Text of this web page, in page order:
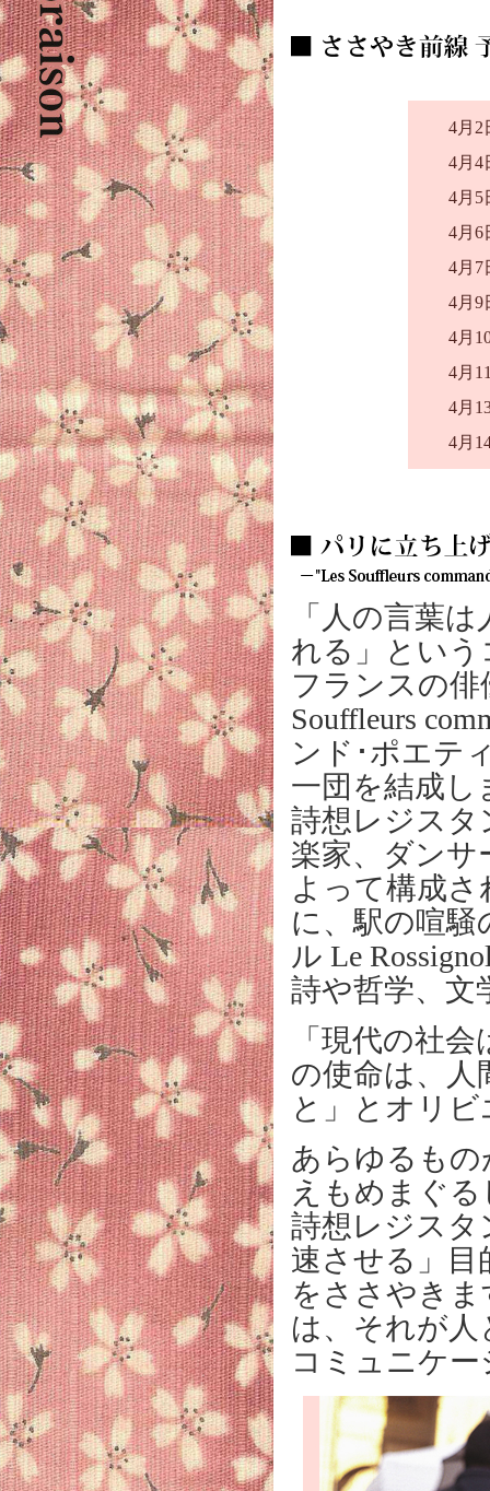
4月2
4月4
4月5
4月6
4月7
4月9
4月
4月
4月
4月
「人の言葉
れる」とい
フランスの俳
Souffleurs
ンド･ポエテ
一団を結成し
詩想レジスタ
楽家、ダン
よって構成
に、駅の喧
ル Le
詩や哲学、文
「現代の社
の使命は、人
と」とオリ
あらゆるもの
えもめまぐ
詩想レジスタ
速させる」目
をささやき
は、それが
コミュニケ